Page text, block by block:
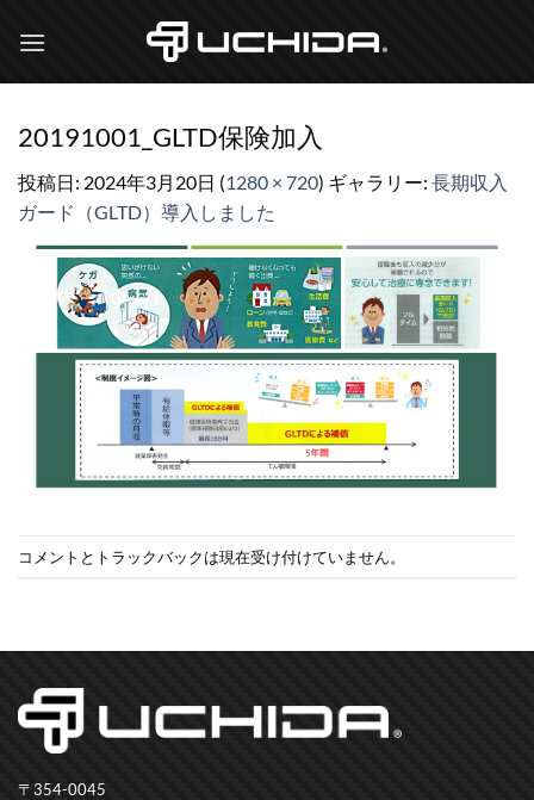
20191001_GLTD保険加入
投稿日: 2024年3月20日 (1280 × 720) ギャラリー: 長期収入
ガード（GLTD）導入しました
コメントとトラックバックは現在受け付けていません。
〒354-0045